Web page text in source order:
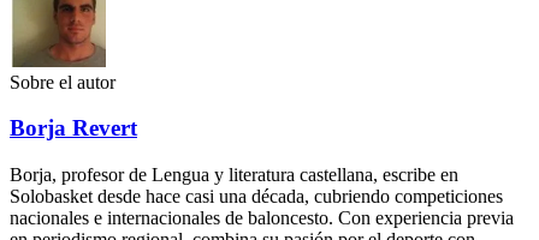
Sobre el autor
Borja Revert
Borja, profesor de Lengua y literatura castellana, escribe en
Solobasket desde hace casi una década, cubriendo competiciones
nacionales e internacionales de baloncesto. Con experiencia previa